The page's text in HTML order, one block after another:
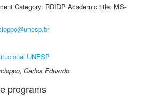
Category: RDIDP Academic title: MS-
UNESP
Carlos Eduardo.
programs